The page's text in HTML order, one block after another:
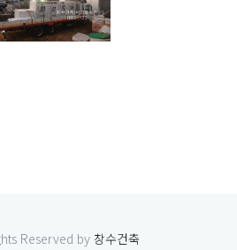
Reserved by 창수건축